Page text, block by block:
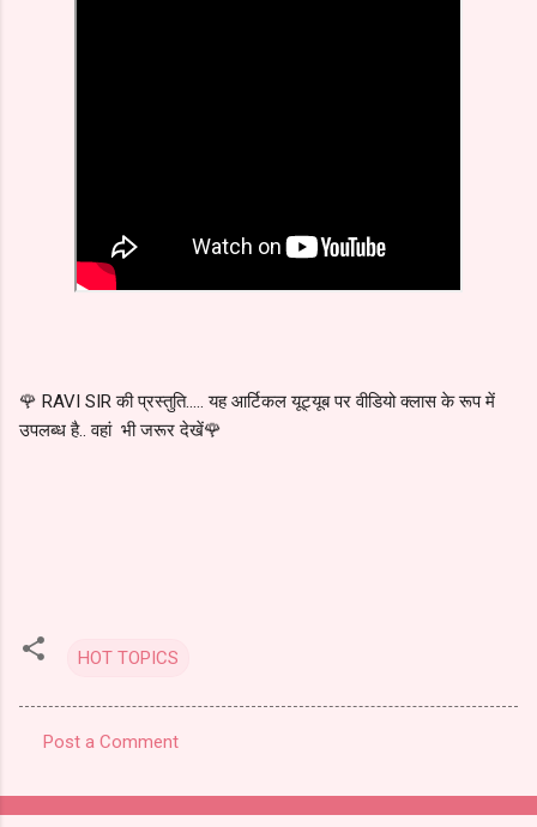
🌹 RAVI SIR की प्रस्तुति..... यह आर्टिकल यूट्यूब पर वीडियो क्लास के रूप में
उपलब्ध है.. वहां भी जरूर देखें🌹
HOT TOPICS
o
Post a Comment